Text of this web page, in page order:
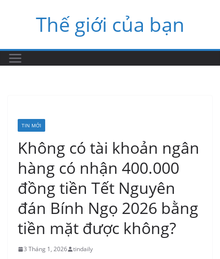
Thế giới của bạn
TIN MỚI
Không có tài khoản ngân
hàng có nhận 400.000
đồng tiền Tết Nguyên
đán Bính Ngọ 2026 bằng
tiền mặt được không?
3 Tháng 1, 2026 tindaily